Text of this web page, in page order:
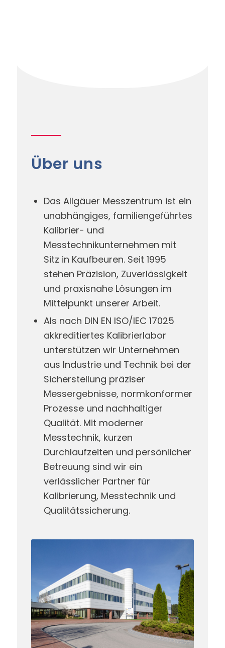
Über uns
Das Allgäuer Messzentrum ist ein
unabhängiges, familiengeführtes
Kalibrier- und
Messtechnikunternehmen mit
Sitz in Kaufbeuren. Seit 1995
stehen Präzision, Zuverlässigkeit
und praxisnahe Lösungen im
Mittelpunkt unserer Arbeit.
Als nach DIN EN ISO/IEC 17025
akkreditiertes Kalibrierlabor
unterstützen wir Unternehmen
aus Industrie und Technik bei der
Sicherstellung präziser
Messergebnisse, normkonformer
Prozesse und nachhaltiger
Qualität. Mit moderner
Messtechnik, kurzen
Durchlaufzeiten und persönlicher
Betreuung sind wir ein
verlässlicher Partner für
Kalibrierung, Messtechnik und
Qualitätssicherung.